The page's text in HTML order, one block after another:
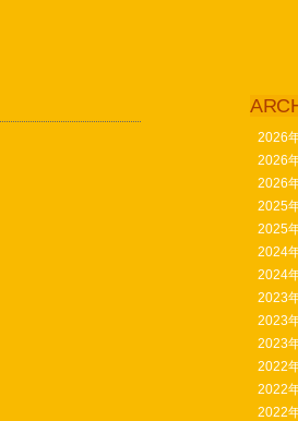
2026
2026
2026
2025
2025
2024
2024
2023
2023
2023
2022
2022
2022